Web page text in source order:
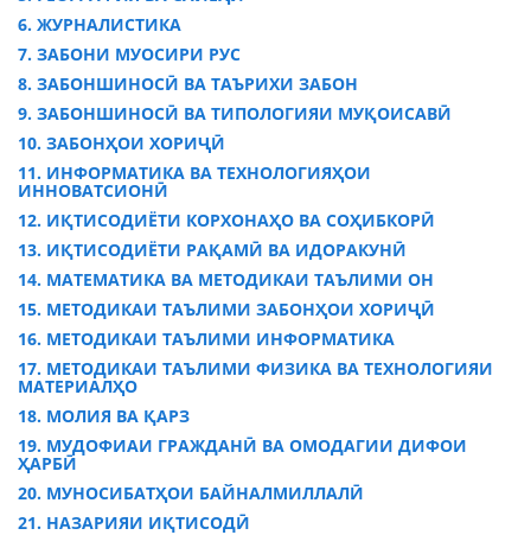
6. ЖУРНАЛИСТИКА
7. ЗАБОНИ МУОСИРИ РУС
8. ЗАБОНШИНОСӢ ВА ТАЪРИХИ ЗАБОН
9. ЗАБОНШИНОСӢ ВА ТИПОЛОГИЯИ МУҚОИСАВӢ
10. ЗАБОНҲОИ ХОРИҶӢ
11. ИНФОРМАТИКА ВА ТЕХНОЛОГИЯҲОИ
ИННОВАТСИОНӢ
12. ИҚТИСОДИЁТИ КОРХОНАҲО ВА СОҲИБКОРӢ
13. ИҚТИСОДИЁТИ РАҚАМӢ ВА ИДОРАКУНӢ
14. МАТЕМАТИКА ВА МЕТОДИКАИ ТАЪЛИМИ ОН
15. МЕТОДИКАИ ТАЪЛИМИ ЗАБОНҲОИ ХОРИҶӢ
16. МЕТОДИКАИ ТАЪЛИМИ ИНФОРМАТИКА
17. МЕТОДИКАИ ТАЪЛИМИ ФИЗИКА ВА ТЕХНОЛОГИЯИ
МАТЕРИАЛҲО
18. МОЛИЯ ВА ҚАРЗ
19. МУДОФИАИ ГРАЖДАНӢ ВА ОМОДАГИИ ДИФОИ
ҲАРБӢ
20. МУНОСИБАТҲОИ БАЙНАЛМИЛЛАЛӢ
21. НАЗАРИЯИ ИҚТИСОДӢ